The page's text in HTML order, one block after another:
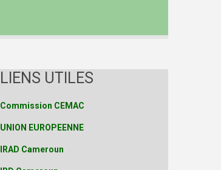
LIENS UTILES
Commission CEMAC
UNION EUROPEENNE
IRAD Cameroun